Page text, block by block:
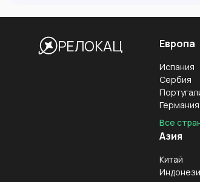
Пожалуйста, руководствуйтесь
разумности.РЕЛОКАЦ Европа
Испания
Сербия
Германия
Все
Азия
Китай